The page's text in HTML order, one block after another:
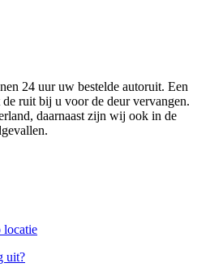
24 uur uw bestelde autoruit. Een
ruit bij u voor de deur vervangen.
daarnaast zijn wij ook in de
locatie
uit?